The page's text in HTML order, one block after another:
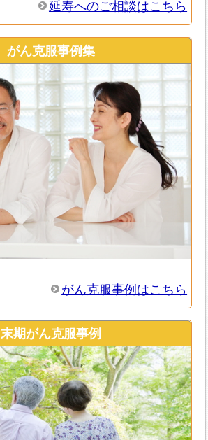
延寿へのご相談はこちら
がん克服事例集
がん克服事例はこちら
末期がん克服事例